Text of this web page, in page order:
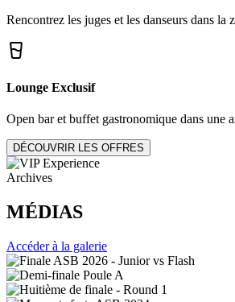
Rencontrez les juges et les danseurs dans la
Lounge Exclusif
Open bar et buffet gastronomique dans une
DÉCOUVRIR LES OFFRES
Archives
MÉDIAS
Accéder à la galerie